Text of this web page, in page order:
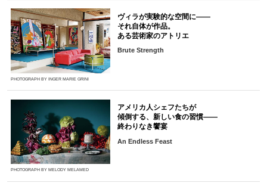
PHOTOGRAPH BY INGER MARIE GRINI
ヴィラが実験的な空間に――
それ自体が作品。
ある芸術家のアトリエ
Brute Strength
PHOTOGRAPH BY MELODY MELAMED
アメリカ人シェフたちが
傾倒する、新しい食の習慣――
終わりなき饗宴
An Endless Feast